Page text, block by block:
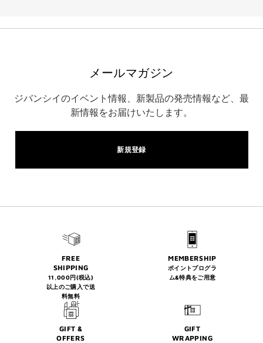
メールマガジン
ジバンシイのイベント情報、新製品の発売情報など、最
新情報をお届けいたします。
新規登録
FREE
SHIPPING
11,000円(税込)
以上のご購入で送
料無料
MEMBERSHIP
ポイントプログラ
ム&特典をご用意
GIFT &
OFFERS
GIFT
WRAPPING